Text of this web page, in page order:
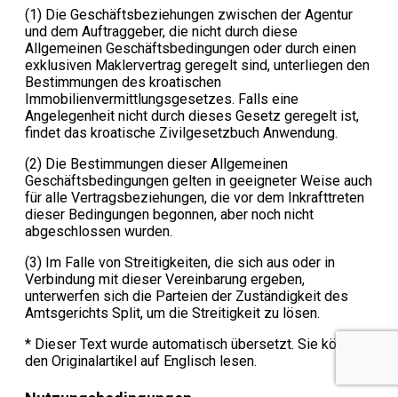
(1) Die Geschäftsbeziehungen zwischen der Agentur
und dem Auftraggeber, die nicht durch diese
Allgemeinen Geschäftsbedingungen oder durch einen
exklusiven Maklervertrag geregelt sind, unterliegen den
Bestimmungen des kroatischen
Immobilienvermittlungsgesetzes. Falls eine
Angelegenheit nicht durch dieses Gesetz geregelt ist,
findet das kroatische Zivilgesetzbuch Anwendung.
(2) Die Bestimmungen dieser Allgemeinen
Geschäftsbedingungen gelten in geeigneter Weise auch
für alle Vertragsbeziehungen, die vor dem Inkrafttreten
dieser Bedingungen begonnen, aber noch nicht
abgeschlossen wurden.
(3) Im Falle von Streitigkeiten, die sich aus oder in
Verbindung mit dieser Vereinbarung ergeben,
unterwerfen sich die Parteien der Zuständigkeit des
Amtsgerichts Split, um die Streitigkeit zu lösen.
* Dieser Text wurde automatisch übersetzt. Sie können
den Originalartikel auf Englisch lesen.